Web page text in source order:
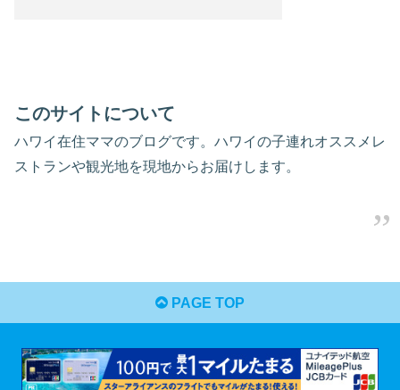
このサイトについて
ハワイ在住ママのブログです。ハワイの子連れオススメレ
ストランや観光地を現地からお届けします。
PAGE TOP